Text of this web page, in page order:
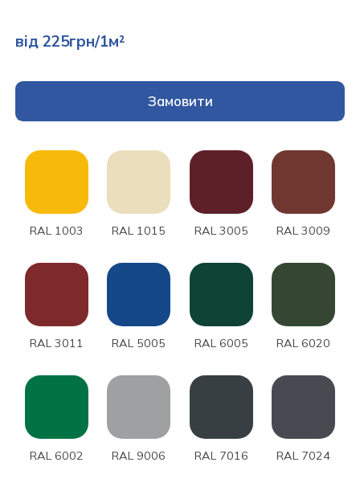
від 225грн/1м²
Замовити
RAL 1003 RAL 1015 RAL 3005 RAL 3009
RAL 3011 RAL 5005 RAL 6005 RAL 6020
RAL 6002 RAL 9006 RAL 7016 RAL 7024